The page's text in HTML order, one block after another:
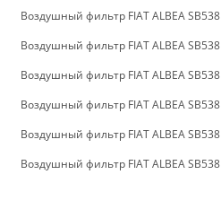
Воздушный фильтр FIAT ALBEA SB538
Воздушный фильтр FIAT ALBEA SB538
Воздушный фильтр FIAT ALBEA SB538
Воздушный фильтр FIAT ALBEA SB538
Воздушный фильтр FIAT ALBEA SB538
Воздушный фильтр FIAT ALBEA SB538